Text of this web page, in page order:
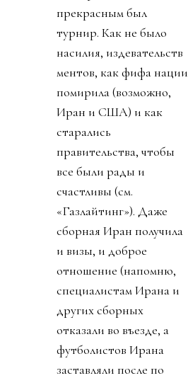
прекрасным был
турнир. Как не было
насилия, издевательств
ментов, как фифа нации
помирила (возможно,
Иран и США) и как
старались
правительства, чтобы
все были рады и
счастливы (см.
«Газлайтинг»). Даже
сборная Иран получила
и визы, и доброе
отношение (напомню,
специалистам Ирана и
других сборных
отказали во въезде, а
футболистов Ирана
заставляли после по